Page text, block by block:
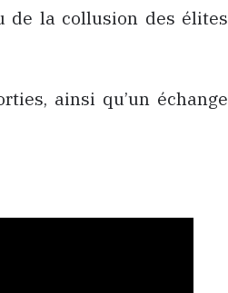
de la collusion des élites
ainsi qu’un échange